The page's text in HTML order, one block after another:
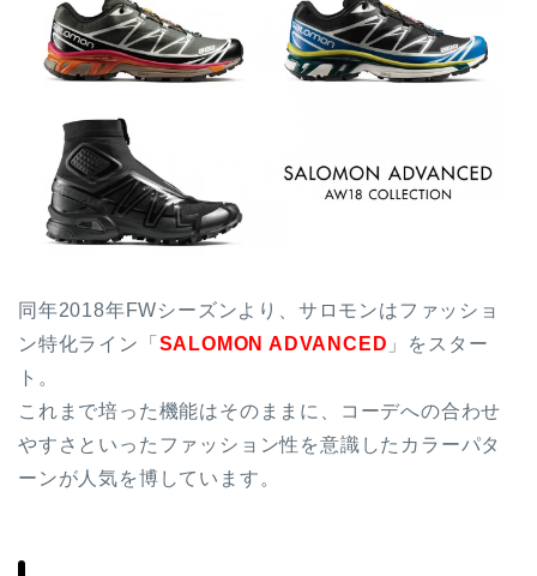
同年2018年FWシーズンより、サロモンはファッショ
ン特化ライン「 SALOMON ADVANCED 」をスター
ト。
これまで培った機能はそのままに、コーデへの合わせ
やすさといったファッション性を意識したカラーパタ
ーンが人気を博しています。